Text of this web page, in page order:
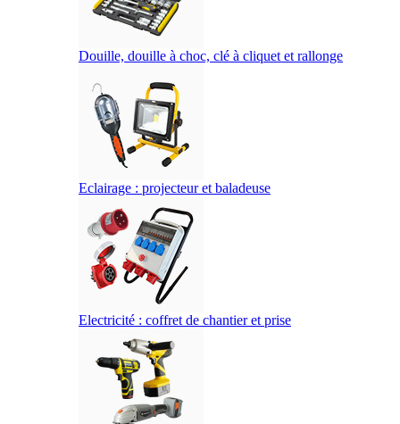
Douille, douille à choc, clé à cliquet et rallonge
Eclairage : projecteur et baladeuse
Electricité : coffret de chantier et prise